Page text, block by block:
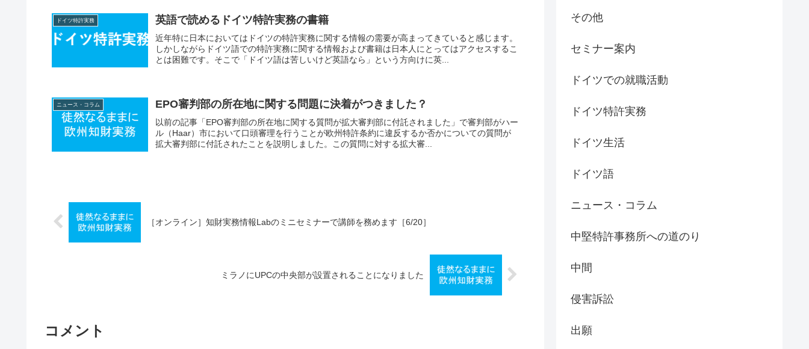
ドイツ特許実務 英語で読めるドイツ特許実務の書籍
近年特に日本においてはドイツの特許実務に関する情報の需要が高まってきていると感じます。
しかしながらドイツ語での特許実務に関する情報および書籍は日本人にとってはアクセスするこ
とは困難です。そこで「ドイツ語は苦しいけど英語なら」という方向けに英...
ニュース・コラム EPO審判部の所在地に関する問題に決着がつきました？
以前の記事「EPO審判部の所在地に関する質問が拡大審判部に付託されました」で審判部がハー
ル（Haar）市において口頭審理を行うことが欧州特許条約に違反するか否かについての質問が
拡大審判部に付託されたことを説明しました。この質問に対する拡大審...
［オンライン］知財実務情報Labのミニセミナーで講師を務めます［6/20］
ミラノにUPCの中央部が設置されることになりました
コメント
その他
セミナー案内
ドイツでの就職活動
ドイツ特許実務
ドイツ生活
ドイツ語
ニュース・コラム
中堅特許事務所への道のり
中間
侵害訴訟
出願